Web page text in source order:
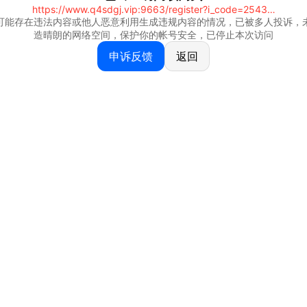
https://www.q4sdgj.vip:9663/register?i_code=25430844
能存在违法内容或他人恶意利用生成违规内容的情况，已被多人投诉，
造晴朗的网络空间，保护你的帐号安全，已停止本次访问
申诉反馈 返回